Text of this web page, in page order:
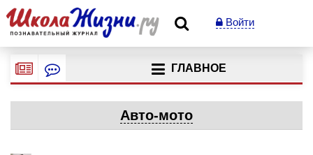
Войти
ГЛАВНОЕ
Авто-мото